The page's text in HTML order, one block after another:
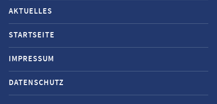
Mobile-
Service-
Navigation
und
Social
Media
Kontakte
AKTUELLES
STARTSEITE
IMPRESSUM
DATENSCHUTZ